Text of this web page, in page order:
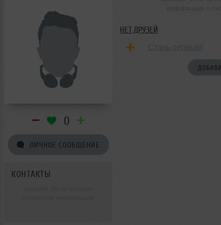
0
ЛИЧНОЕ СООБЩЕНИЕ
КОНТАКТЫ
НЕТ ДРУЗЕЙ